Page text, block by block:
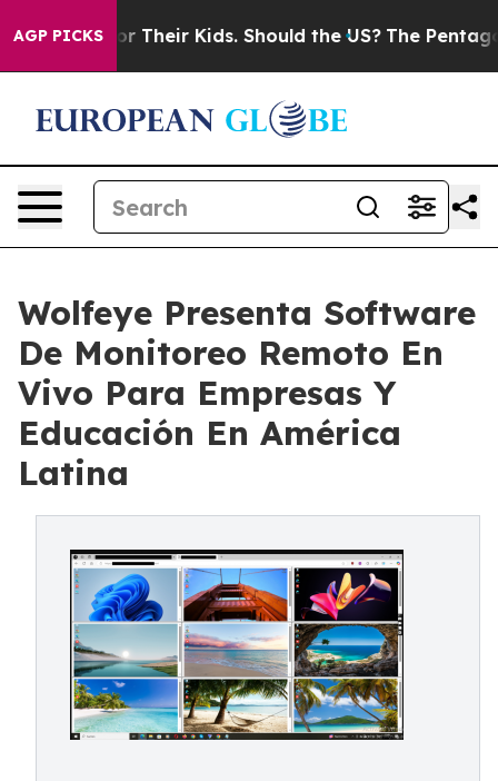
AGP PICKSfor Their Kids. Should the US? The Pentagon
Wolfeye Presenta Software
De Monitoreo Remoto En
Vivo Para Empresas Y
Educación En América
Latina